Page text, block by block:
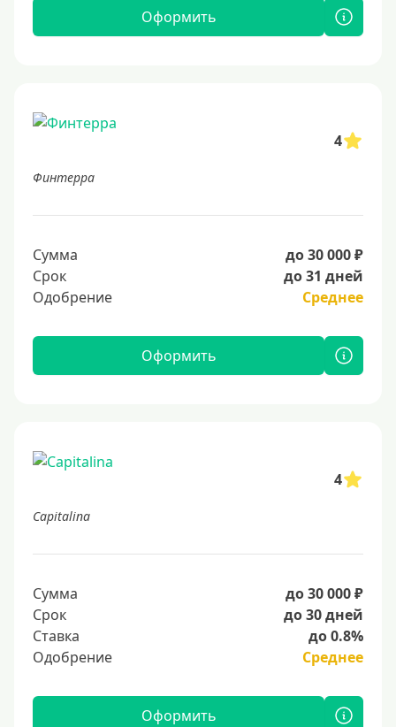
Оформить
4
Финтерра
Сумма
до 30 000 ₽
Срок
до 31 дней
Одобрение
Среднее
Оформить
4
Capitalina
Сумма
до 30 000 ₽
Срок
до 30 дней
Ставка
до 0.8%
Одобрение
Среднее
Оформить